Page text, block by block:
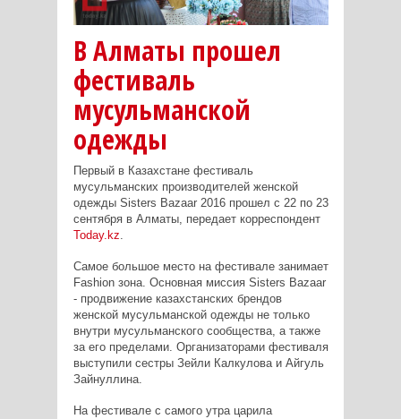
В Алматы прошел
фестиваль
мусульманской
одежды
Первый в Казахстане фестиваль
мусульманских производителей женской
одежды Sisters Bazaar 2016 прошел c 22 по 23
сентября в Алматы, передает корреспондент
Today.kz.
Самое большое место на фестивале занимает
Fashion зона. Основная миссия Sisters Bazaar
- продвижение казахстанских брендов
женской мусульманской одежды не только
внутри мусульманского сообщества, а также
за его пределами. Организаторами фестиваля
выступили сестры Зейли Калкулова и Айгуль
Зайнуллина.
На фестивале с самого утра царила